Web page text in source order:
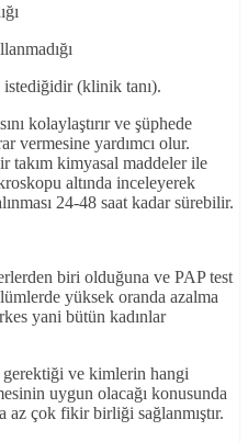
istediğidir (klinik tanı).
kolaylaştırır ve şüphede
vermesine yardımcı olur.
takım kimyasal maddeler ile
altında inceleyerek
24-48 saat kadar sürebilir.
biri olduğuna ve PAP test
yüksek oranda azalma
yani bütün kadınlar
gerektiği ve kimlerin hangi
uygun olacağı konusunda
az çok fikir birliği sağlanmıştır.